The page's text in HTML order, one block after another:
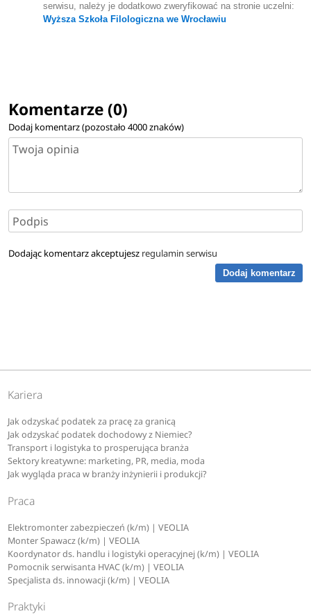
serwisu, należy je dodatkowo zweryfikować na stronie uczelni:
Wyższa Szkoła Filologiczna we Wrocławiu
Komentarze (0)
Dodaj komentarz (pozostało4000znaków)
Dodając komentarz akceptujesz regulamin serwisu
Dodaj komentarz
Kariera
Jak odzyskać podatek za pracę za granicą
Jak odzyskać podatek dochodowy z Niemiec?
Transport i logistyka to prosperująca branża
Sektory kreatywne: marketing, PR, media, moda
Jak wygląda praca w branży inżynierii i produkcji?
Praca
Elektromonter zabezpieczeń (k/m) | VEOLIA
Monter Spawacz (k/m) | VEOLIA
Koordynator ds. handlu i logistyki operacyjnej (k/m) | VEOLIA
Pomocnik serwisanta HVAC (k/m) | VEOLIA
Specjalista ds. innowacji (k/m) | VEOLIA
Praktyki